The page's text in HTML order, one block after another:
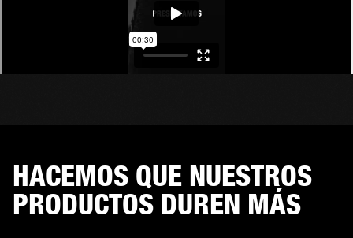
HACEMOS QUE NUESTROS
PRODUCTOS DUREN MÁS